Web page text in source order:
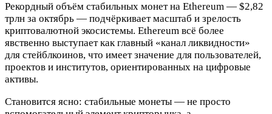
Рекордный объём стабильных монет на Ethereum — $2,82
трлн за октябрь — подчёркивает масштаб и зрелость
криптовалютной экосистемы. Ethereum всё более
явственно выступает как главный «канал ликвидности»
для стейблкоинов, что имеет значение для пользователей,
проектов и институтов, ориентированных на цифровые
активы.
Становится ясно: стабильные монеты — не просто